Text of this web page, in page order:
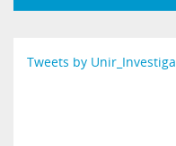
Tweets by Unir_Investiga